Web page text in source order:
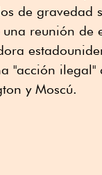
de gravedad
una reunión de
"acción
y Moscú.